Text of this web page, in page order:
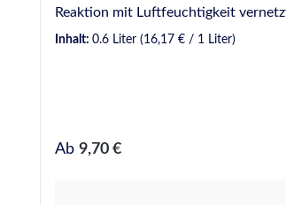
Reaktion mit Luftfeuchtigkeit
Sikaflex®-403 Tank & Silo zu einem
nachwachsenden Rohstoffen
thermophile Biogas-Anlagen
Inhalt: 0.6 Liter (16,17 € / 1 Liter)
Regulärer Preis:
Ab 9,70 €